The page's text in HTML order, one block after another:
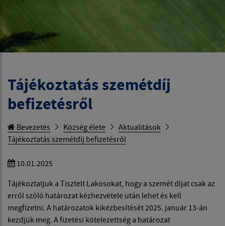
Tájékoztatás szemétdíj
befizetésről
Bevezetés Község élete
Aktualitások
Tájékoztatás szemétdíj befizetésről
10.01.2025
Tájékoztatjuk a Tisztelt Lakosokat, hogy a szemét díjat csak az
erről szóló határozat kézhezvétele után lehet és kell
megfizetni. A határozatok kikézbesítését 2025. január 13-án
kezdjük meg. A fizetési kötelezettség a határozat